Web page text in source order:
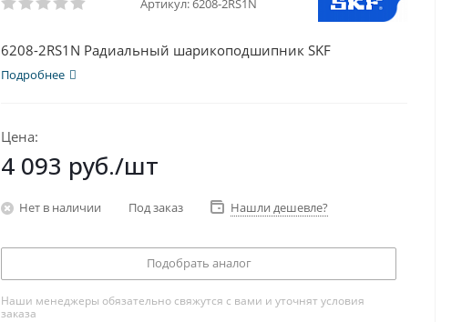
Артикул:6208-2RS1N
6208-2RS1N Радиальный шарикоподшипник SKF
Подробнее
Цена:
4 093 руб./шт
Нет в наличии Под заказ Нашли дешевле?
Подобрать аналог
Наши менеджеры обязательно свяжутся с вами и уточнят условия
заказа